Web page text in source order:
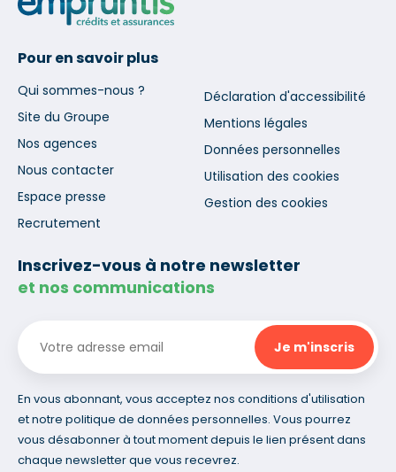
Pour en savoir plus
Qui sommes-nous ?
Site du Groupe
Nos agences
Nous contacter
Espace presse
Recrutement
Déclaration d'accessibilité
Mentions légales
Données personnelles
Utilisation des cookies
Gestion des cookies
Inscrivez-vous à notre newsletter
et nos communications
En vous abonnant, vous acceptez nos conditions d'utilisation
et notre politique de données personnelles. Vous pourrez
vous désabonner à tout moment depuis le lien présent dans
chaque newsletter que vous recevrez.